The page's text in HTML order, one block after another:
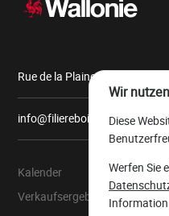
Rue de la Plaine, 9 6900
info@filiereboiswallonie.be
Kalender
Verkaufsergebnisse
Wir
Diese
Werfen Sie